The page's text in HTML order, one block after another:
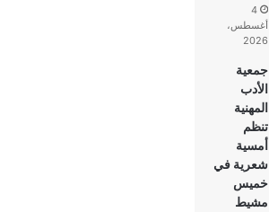
4
أغسطس،
2026
جمعية
الأدب
المهنية
تنظم
أمسية
شعرية في
خميس
مشيط